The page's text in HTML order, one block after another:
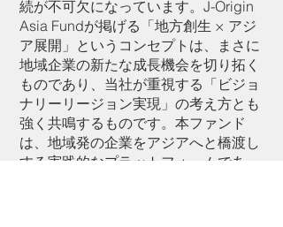
続が不可欠になっています。J-Origin
Asia Fundが掲げる「地方創生 × アジ
ア展開」というコンセプトは、まさに
地域企業の新たな成長機会を切り拓く
ものであり、当社が重視する「ビジョ
ナリーリージョン実現」の考え方とも
強く共鳴するものです。本ファンド
は、地域発の企業をアジアへと橋渡し
する実践的なプラットフォームであ